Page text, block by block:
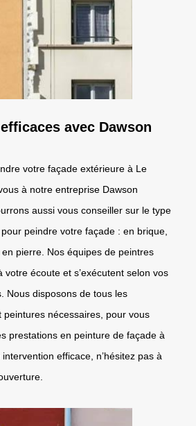
avec Dawson
votre façade extérieure à Le
à notre entreprise Dawson
aussi vous conseiller sur le type
peindre votre façade : en brique,
pierre. Nos équipes de peintres
votre écoute et s’exécutent selon vos
Nous disposons de tous les
peintures nécessaires, pour vous
prestations en peinture de façade à
efficace, n’hésitez pas à